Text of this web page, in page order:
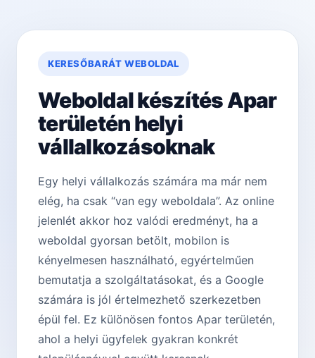
KERESŐBARÁT WEBOLDAL
Weboldal készítés Apar
területén helyi
vállalkozásoknak
Egy helyi vállalkozás számára ma már nem
elég, ha csak “van egy weboldala”. Az online
jelenlét akkor hoz valódi eredményt, ha a
weboldal gyorsan betölt, mobilon is
kényelmesen használható, egyértelműen
bemutatja a szolgáltatásokat, és a Google
számára is jól értelmezhető szerkezetben
épül fel. Ez különösen fontos Apar területén,
ahol a helyi ügyfelek gyakran konkrét